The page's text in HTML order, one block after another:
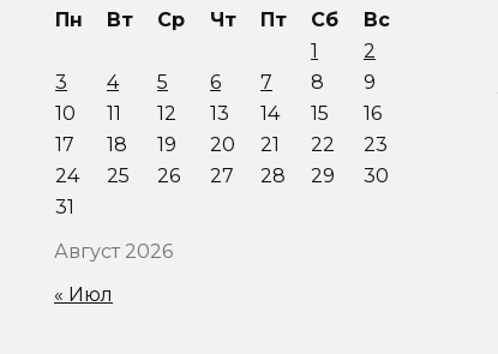
Август 2026
Пн Вт Ср Чт Пт Сб
Вс
1
2
3
4 5 6 7 8
9
10
11 12 13 14 15
16
17
18 19 20 21 22
23
24
25 26 27 28 29
30
31
« Июл